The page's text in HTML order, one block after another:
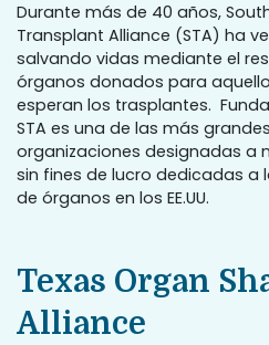
Durante más de 40 años,
Transplant Alliance (STA) ha
salvando vidas mediante el
órganos donados para
esperan los trasplantes.
STA es una de las más
organizaciones designadas a
sin fines de lucro dedicadas a
de órganos en los EE.UU.
Texas Organ
Alliance